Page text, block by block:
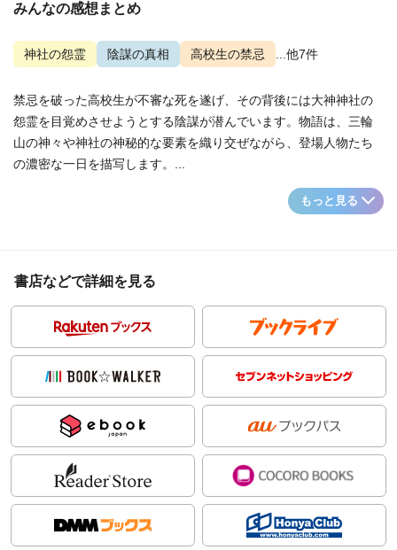
みんなの感想まとめ
神社の怨霊 陰謀の真相 高校生の禁忌 ...他7件
禁忌を破った高校生が不審な死を遂げ、その背後には大神神社の
怨霊を目覚めさせようとする陰謀が潜んでいます。物語は、三輪
山の神々や神社の神秘的な要素を織り交ぜながら、登場人物たち
の濃密な一日を描写します。...
もっと見る
書店などで詳細を見る